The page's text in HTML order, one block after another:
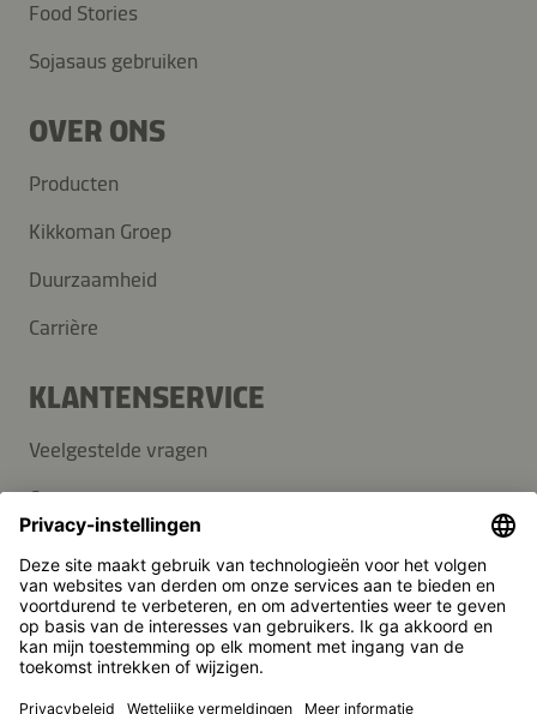
Food Stories
Sojasaus gebruiken
OVER ONS
Producten
Kikkoman Groep
Duurzaamheid
Carrière
KLANTENSERVICE
Veelgestelde vragen
Contact
Pers
Kikkoman is een geregistreerd handelsmerk van Kikkoman
Corporation, Japan.